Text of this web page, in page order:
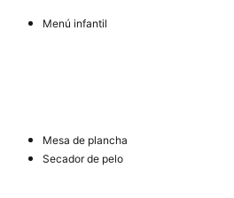
Menú infantil
Mesa de plancha
Secador de pelo